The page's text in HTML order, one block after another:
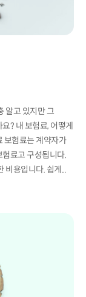
알고 있지만 그
? 내 보험료, 어떻게
보험료는 계약자가
료고 구성됩니다.
비용입니다. 쉽게...